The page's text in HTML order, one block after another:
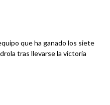
que ha ganado los siete
tras llevarse la victoria